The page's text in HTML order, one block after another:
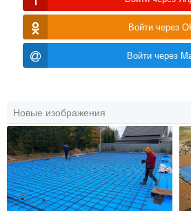
Войти через
Войти через
Новые изображения